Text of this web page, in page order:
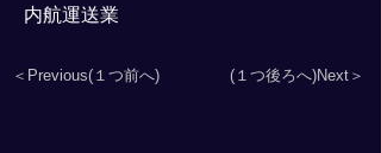
内航運送業
＜Previous(１つ前へ) (１つ後ろへ)Next＞